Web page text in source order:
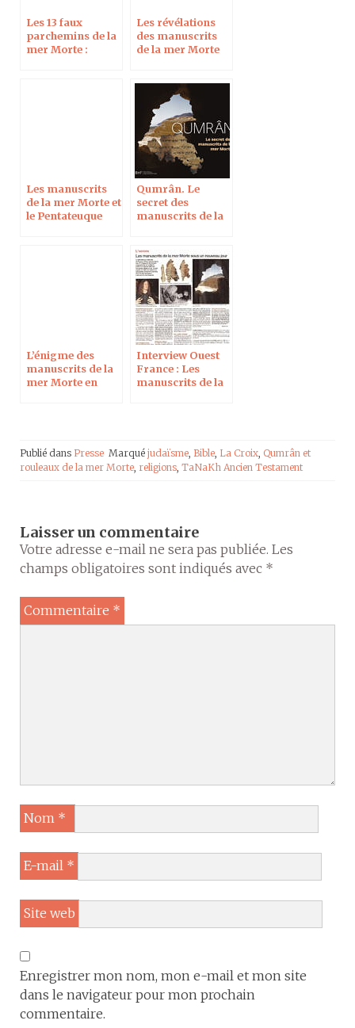
Les 13 faux
parchemins de la
mer Morte :
Les révélations
des manuscrits
de la mer Morte
le 7 décembre
2016 à Paris
Les manuscrits
de la mer Morte et
le Pentateuque
Qumrân. Le
secret des
manuscrits de la
L’énigme des
manuscrits de la
mer Morte en
Interview Ouest
France : Les
manuscrits de la
Publié dans Presse Marqué judaïsme Bible La Croix Qumrân et
rouleaux de la mer Morte religions TaNaKh Ancien Testament
Laisser un commentaire
Votre adresse e-mail ne sera pas publiée. Les
champs obligatoires sont indiqués avec *
Commentaire *
Nom *
E-mail *
Site web
Enregistrer mon nom, mon e-mail et mon site
dans le navigateur pour mon prochain
commentaire.